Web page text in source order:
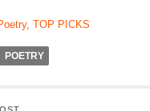
,TOP PICKS
POETRY